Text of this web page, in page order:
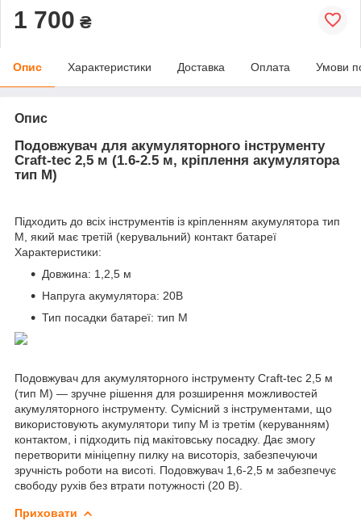
1 700 ₴
Опис Характеристики Доставка Оплата Умови
Опис
Подовжувач для акумуляторного інструменту
Craft-tec 2,5 м (1.6-2.5 м, кріплення акумулятора
тип М)
Підходить до всіх інструментів із кріпленням акумулятора тип
М, який має третій (керувальний) контакт батареї
Характеристики:
Довжина: 1,2,5 м
Напруга акумулятора: 20В
Тип посадки батареї: тип М
Подовжувач для акумуляторного інструменту Craft-tec 2,5 м
(тип М) — зручне рішення для розширення можливостей
акумуляторного інструменту. Сумісний з інструментами, що
використовують акумулятори типу М із третім (керуванням)
контактом, і підходить під макітовську посадку. Дає змогу
перетворити мініцепну пилку на висоторіз, забезпечуючи
зручність роботи на висоті. Подовжувач 1,6-2,5 м забезпечує
свободу рухів без втрати потужності (20 В).
Приховати